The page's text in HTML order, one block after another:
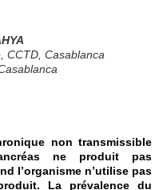
CCTD, Casablanca
non transmissible
ne produit pas
l’organisme n’utilise pas
La prévalence du